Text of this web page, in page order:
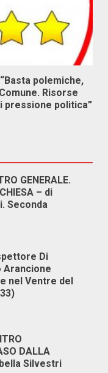
polemiche,
Risorse
pressione politica”
GENERALE.
– di
Seconda
Di
Arancione
nel Ventre del
DALLA
Silvestri